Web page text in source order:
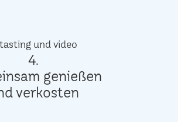
4.
genießen
verkosten